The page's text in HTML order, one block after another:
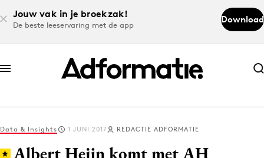
Jouw vak in je broekzak!
De beste leeservaring met de app
Download
Abonneer nu
Abonneer nu
Log in
Data & Insights 1 JUNI 2017 REDACTIE ADFORMATIE
Albert Heijn komt met AH